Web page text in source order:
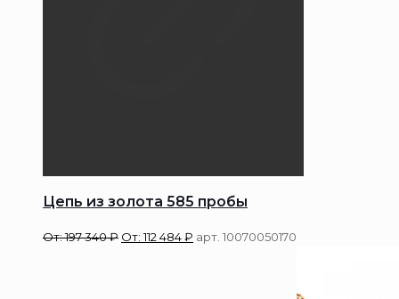
Цепь из золота 585 пробы
От:197 340₽ От:112 484₽ арт. 10070050170